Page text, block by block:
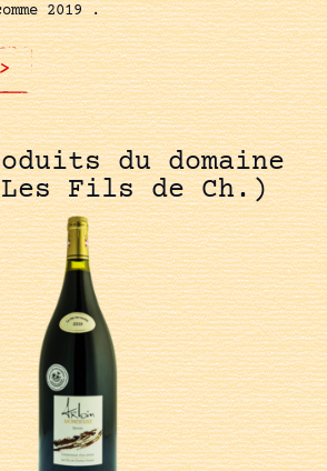
2019 .
du domaine
(Les Fils de Ch.)